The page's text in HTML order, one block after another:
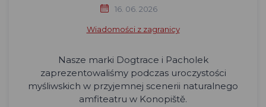
16. 06. 2026
Wiadomości z zagranicy
Nasze marki Dogtrace i Pacholek
zaprezentowaliśmy podczas uroczystości
myśliwskich w przyjemnej scenerii naturalnego
amfiteatru w Konopiště.